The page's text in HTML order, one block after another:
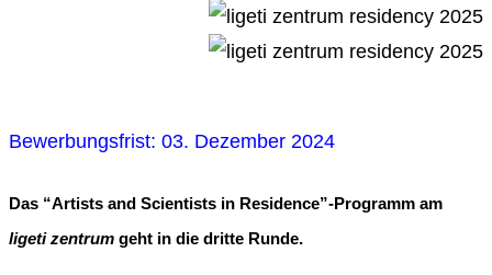
Bewerbungsfrist: 03. Dezember 2024
Das “Artists and Scientists in Residence”-Programm am
ligeti zentrum geht in die dritte Runde.